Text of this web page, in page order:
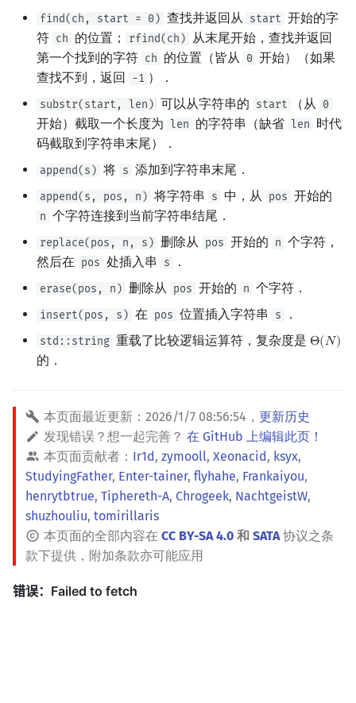
find(ch, start = 0) 查找并返回从 start 开始的字
符 ch 的位置； rfind(ch) 从末尾开始，查找并返回
第一个找到的字符 ch 的位置（皆从 0 开始）（如果
查找不到，返回
-1 ）．
substr(start, len) 可以从字符串的 start （从 0
开始）截取一个长度为 len 的字符串（缺省 len 时代
码截取到字符串末尾）．
append(s) 将 s 添加到字符串末尾．
append(s, pos, n) 将字符串 s 中，从 pos 开始的
n 个字符连接到当前字符串结尾．
replace(pos, n, s) 删除从 pos 开始的 n 个字符，
然后在 pos 处插入串 s ．
erase(pos, n) 删除从 pos 开始的 n 个字符．
insert(pos, s) 在 pos 位置插入字符串 s ．
std::string 重载了比较逻辑运算符，复杂度是 Θ(𝑁)
Θ(N)
的．
本页面最近更新： 2026/1/7 08:56:54 ， 更新历史
发现错误？想一起完善？ 在 GitHub 上编辑此页！
本页面贡献者： Ir1d, zymooll, Xeonacid, ksyx,
StudyingFather, Enter-tainer, flyhahe, Frankaiyou,
henrytbtrue, Tiphereth-A, Chrogeek, NachtgeistW,
shuzhouliu, tomirillaris
本页面的全部内容在 CC BY-SA 4.0 和 SATA协议之条
款下提供，附加条款亦可能应用